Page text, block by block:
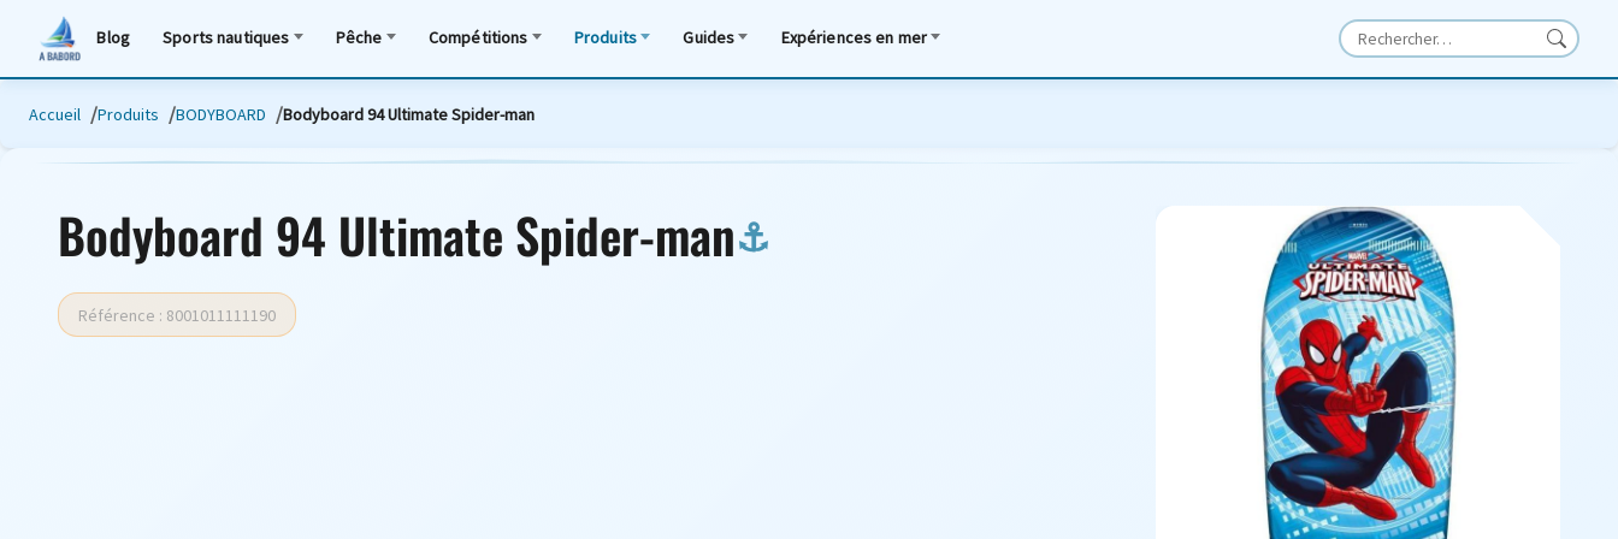
Blog Sports nautiques Pêche Compétitions Produits Guides Expériences en mer
Accueil Produits BODYBOARD Bodyboard 94 Ultimate Spider-man
Bodyboard 94 Ultimate Spider-man
Référence : 8001011111190